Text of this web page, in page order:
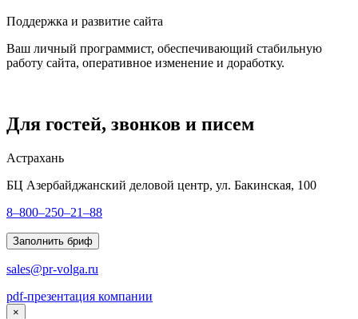
Поддержка и развитие сайта
Ваш личный программист, обеспечивающий стабильную
работу сайта, оперативное изменение и доработку.
Для гостей, звонков и писем
Астрахань
БЦ Азербайджанский деловой центр, ул. Бакинская, 100
8–800–250–21–88
Заполнить бриф
sales@pr-volga.ru
pdf-презентация компании
×